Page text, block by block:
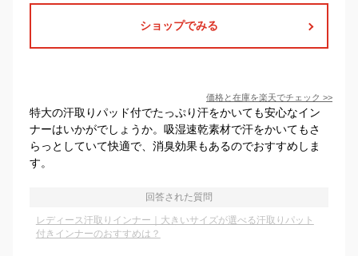
ショップでみる
価格と在庫を楽天でチェック >>
特大の汗取りパッド付でたっぷり汗をかいても安心なイン
ナーはいかがでしょうか。吸湿速乾素材で汗をかいてもさ
らっとしていて快適で、消臭効果もあるのでおすすめしま
す。
回答された質問
レディース汗取りインナー｜大きいサイズが選べる汗取りパット
付きインナーのおすすめは？